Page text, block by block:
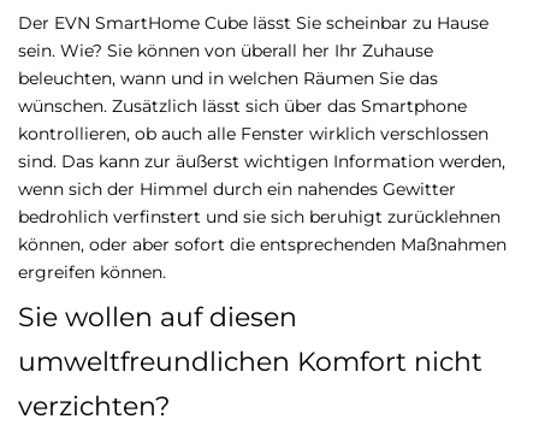
Der EVN SmartHome Cube lässt Sie scheinbar zu Hause
sein. Wie? Sie können von überall her Ihr Zuhause
beleuchten, wann und in welchen Räumen Sie das
wünschen. Zusätzlich lässt sich über das Smartphone
kontrollieren, ob auch alle Fenster wirklich verschlossen
sind. Das kann zur äußerst wichtigen Information werden,
wenn sich der Himmel durch ein nahendes Gewitter
bedrohlich verfinstert und sie sich beruhigt zurücklehnen
können, oder aber sofort die entsprechenden Maßnahmen
ergreifen können.
Sie wollen auf diesen
umweltfreundlichen Komfort nicht
verzichten?